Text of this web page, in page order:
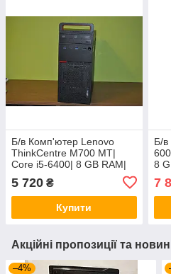
Б/в Комп'ютер Lenovo
ThinkCentre M700 MT|
Core i5-6400| 8 GB RAM|
HDD| HD 530
5 720 ₴
Купити
Б/в
8
7
Акційні пропозиції та
–4%